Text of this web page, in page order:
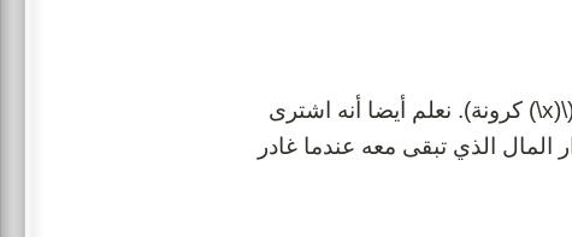
يمكن أن نرمز لما كان معه من مال بالمتغير \(x\) أي كان معه (\(x\) كرونة). نعلم أيضا أنه اشترى
مقدار المال الذي تبقى معه عندما غادر